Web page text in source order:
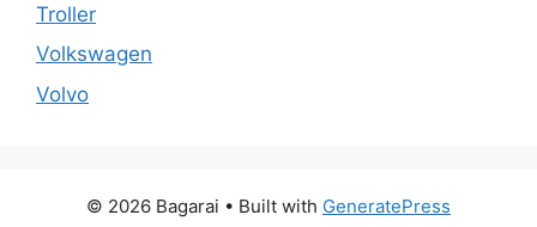
Troller
Volkswagen
Volvo
© 2026 Bagarai • Built with GeneratePress